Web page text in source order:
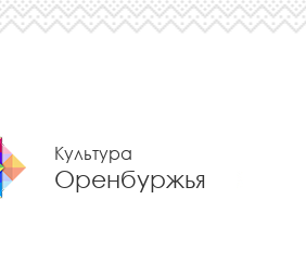
Культура
Оренбуржья